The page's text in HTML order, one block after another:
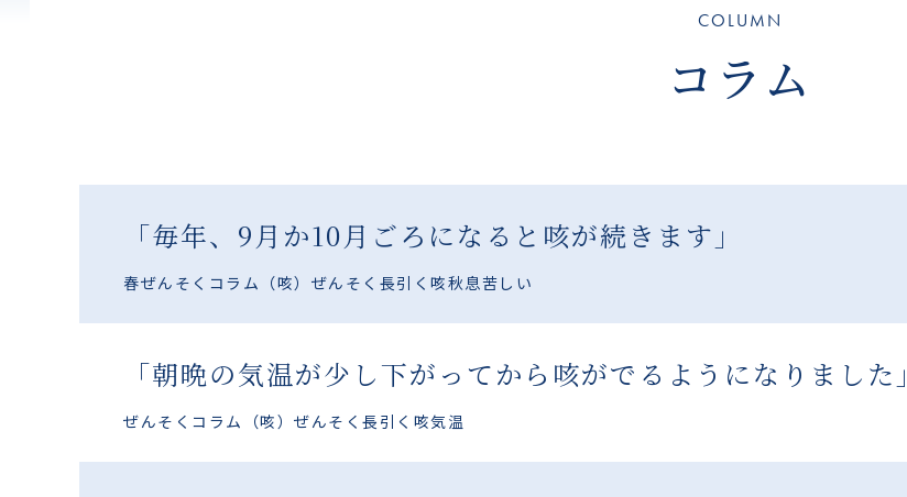
COLUMN
コラム
「毎年、9月か10月ごろになると咳が続きます」
春ぜんそくコラム （咳）ぜんそく 長引く咳秋息苦しい
「朝晩の気温が少し下がってから咳がでるようになりました」
ぜんそくコラム （咳）ぜんそく 長引く咳気温